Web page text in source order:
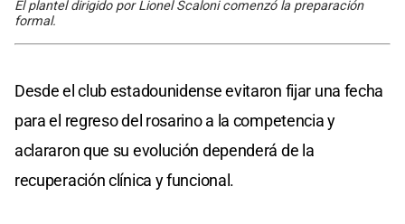
El plantel dirigido por Lionel Scaloni comenzó la preparación
formal.
Desde el club estadounidense evitaron fijar una fecha
para el regreso del rosarino a la competencia y
aclararon que su evolución dependerá de la
recuperación clínica y funcional.